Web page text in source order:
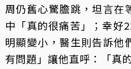
周仍舊心驚膽跳，坦言在
中「真的很痛苦」；幸好
明顯變小，醫生則告訴他
有問題」讓他直呼：「真